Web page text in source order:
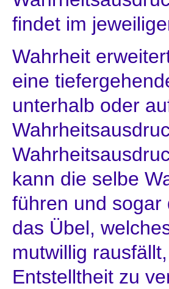
findet im
Wahrheit
eine
unterhalb oder
kann die selbe
führen und sogar
das Übel,
mutwillig
Entstelltheit zu